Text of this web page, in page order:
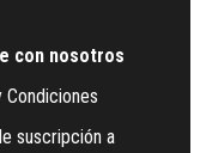
con nosotros
Condiciones
suscripción a